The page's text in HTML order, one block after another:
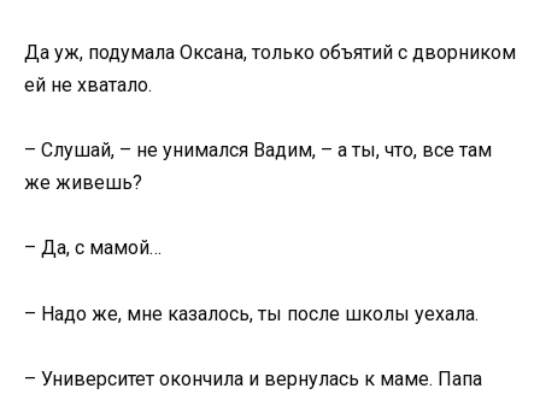
Да уж, подумала Оксана, только объятий с дворником
ей не хватало.
– Слушай, – не унимался Вадим, – а ты, что, все там
же живешь?
– Да, с мамой…
– Надо же, мне казалось, ты после школы уехала.
– Университет окончила и вернулась к маме. Папа